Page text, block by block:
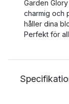
Garden
charmig och
håller dina
Perfekt för